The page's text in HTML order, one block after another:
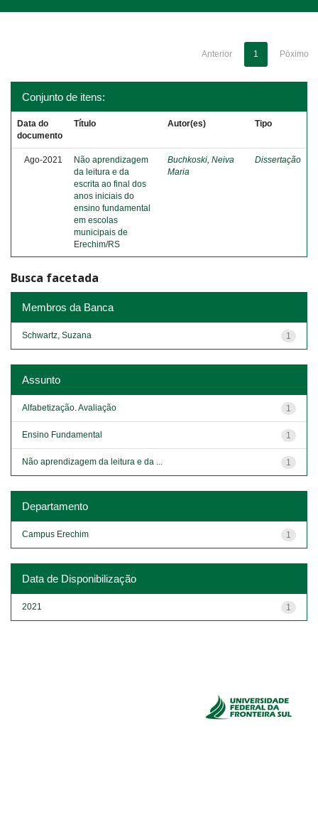
Anterior 1 Póximo
Conjunto de itens:
Data do
documento
Título Autor(es) Tipo
Ago-2021
Não aprendizagem
da leitura e da
escrita ao final dos
anos iniciais do
ensino fundamental
em escolas
municipais de
Erechim/RS
Buchkoski, Neiva
Maria
Dissertação
Busca facetada
Membros da Banca
1
Schwartz, Suzana
Assunto
1
Alfabetização. Avaliação
1
Ensino Fundamental
1
Não aprendizagem da leitura e da ...
Departamento
1
Campus Erechim
Data de Disponibilização
1
2021